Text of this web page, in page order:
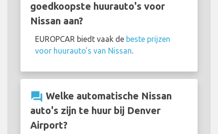
goedkoopste huurauto's voor
Nissan aan?
EUROPCAR biedt vaak de beste prijzen
voor huurauto's van Nissan.
question_answer Welke automatische Nissan
auto's zijn te huur bij Denver
Airport?